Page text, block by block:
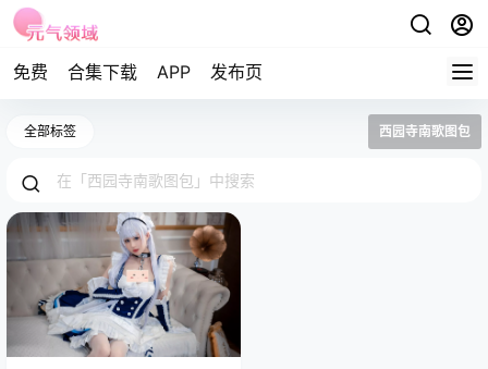
免费 合集下载 APP 发布页
全部标签 西园寺南歌图包